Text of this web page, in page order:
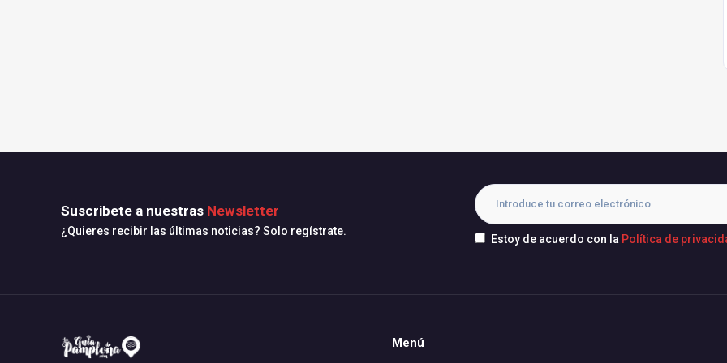
Suscribete a nuestras Newsletter
¿Quieres recibir las últimas noticias? Solo regístrate.
Estoy de acuerdo con la Política de
Menú